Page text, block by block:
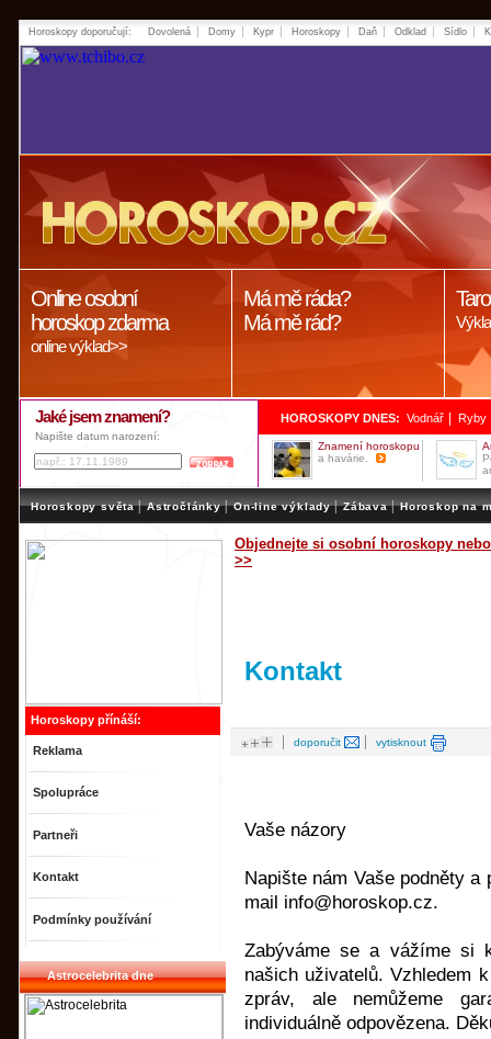
Horoskopy doporučují: Dovolená Domy Kypr Horoskopy Daň Odklad Sídlo
Online osobní
horoskop zdarma
online výklad>>
Má mě ráda?
Má mě rád?
Jaké jsem znamení?
Napište datum narození:
HOROSKOPY DNES: Vodnář Ryby
Znamení horoskopu
a havárie.
Horoskopy světa | Astročlánky | On-line výklady | Zábava | Horoskop na
Horoskopy přínáší:
Reklama
Spolupráce
Partneři
Kontakt
Podmínky používání
Astrocelebrita dne
Objednejte si osobní horoskopy
>>
Kontakt
| doporučit | vytisknout
Vaše názory
Napište nám Vaše podněty
mail info@horoskop.cz.
Zabýváme se a vážíme si
našich uživatelů. Vzhledem
zpráv, ale nemůžeme
individuálně odpovězena.